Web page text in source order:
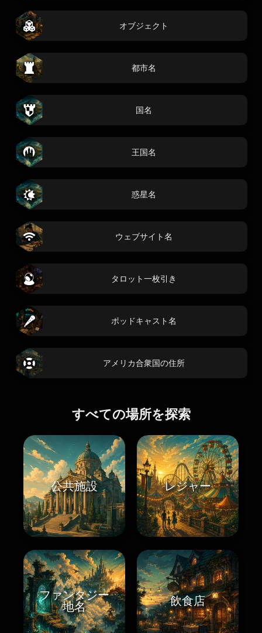
オブジェクト
都市名
国名
王国名
惑星名
ウェブサイト名
タロット一枚引き
ポッドキャスト名
アメリカ合衆国の住所
すべての場所を探索
公共施設 レジャー
ファンタジー
地名
飲食店